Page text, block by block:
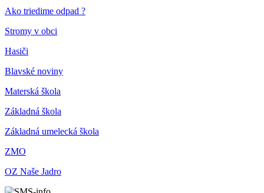
Ako triedime odpad ?
Stromy v obci
Hasiči
Blavské noviny
Materská škola
Základná škola
Základná umelecká škola
ZMO
OZ Naše Jadro